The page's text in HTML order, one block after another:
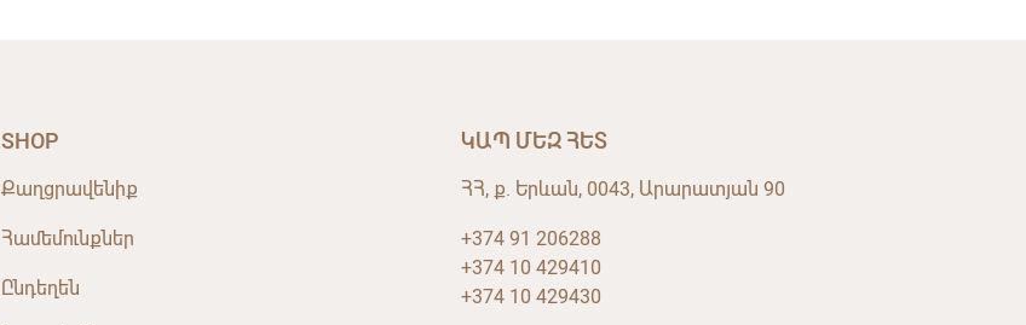
SHOP
Քաղցրավենիք
Համեմունքներ
Ընդեղեն
ԿԱՊ ՄԵԶ ՀԵՏ
ՀՀ, ք. Երևան, 0043, Արարատյան 90
+374 91 206288
+374 10 429410
+374 10 429430